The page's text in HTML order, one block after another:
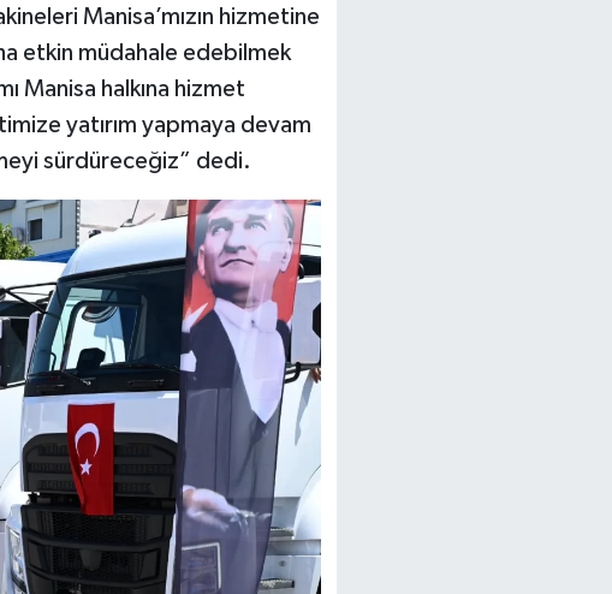
Manisa’mızın hizmetine
etkin müdahale edebilmek
Manisa halkına hizmet
yatırım yapmaya devam
sürdüreceğiz” dedi.